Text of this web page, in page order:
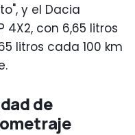
y el Dacia
4X2, con 6,65 litros
litros cada 100 km
de